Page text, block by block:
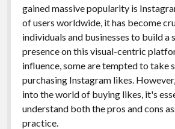
gained massive popularity is
of users worldwide, it has become
individuals and businesses to build a
presence on this visual-centric
influence, some are tempted to take
purchasing Instagram likes.
into the world of buying likes, it's
understand both the pros and cons
practice.